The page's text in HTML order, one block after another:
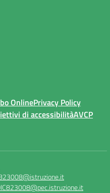
OnlinePrivacy Policy
di accessibilitàAVCP